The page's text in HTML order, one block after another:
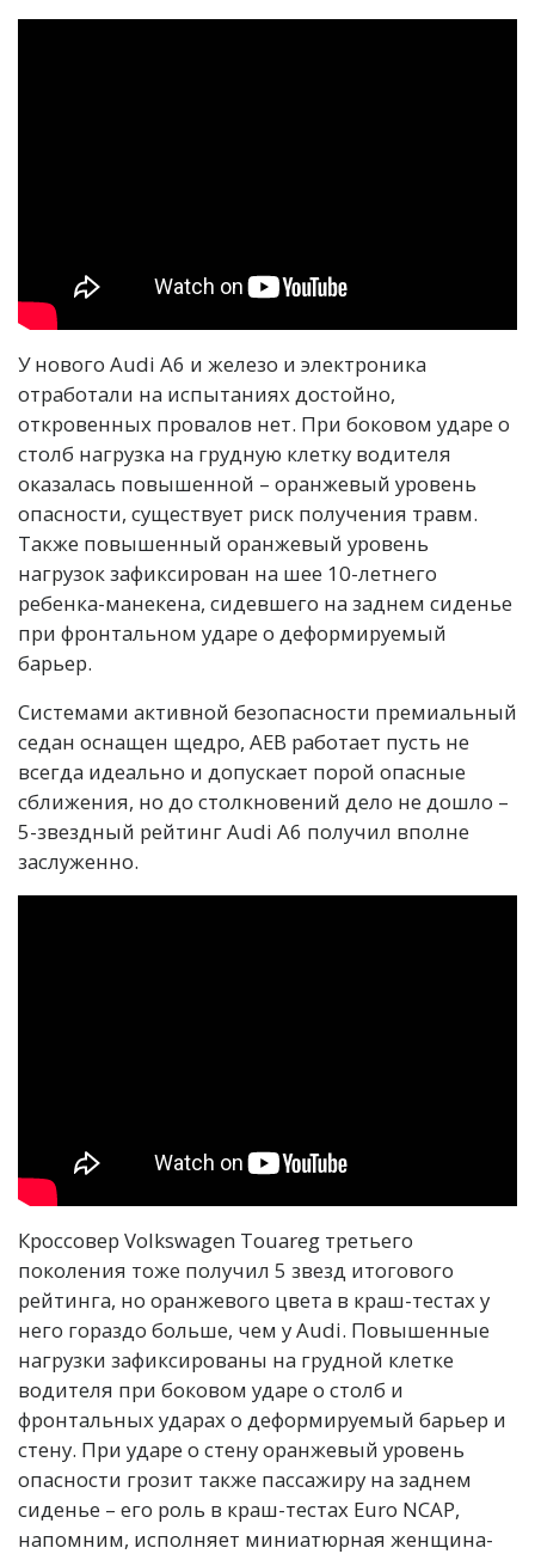
У нового Audi A6 и железо и электроника
отработали на испытаниях достойно,
откровенных провалов нет. При боковом ударе о
столб нагрузка на грудную клетку водителя
оказалась повышенной – оранжевый уровень
опасности, существует риск получения травм.
Также повышенный оранжевый уровень
нагрузок зафиксирован на шее 10-летнего
ребенка-манекена, сидевшего на заднем сиденье
при фронтальном ударе о деформируемый
барьер.
Системами активной безопасности премиальный
седан оснащен щедро, AEB работает пусть не
всегда идеально и допускает порой опасные
сближения, но до столкновений дело не дошло –
5-звездный рейтинг Audi A6 получил вполне
заслуженно.
Кроссовер Volkswagen Touareg третьего
поколения тоже получил 5 звезд итогового
рейтинга, но оранжевого цвета в краш-тестах у
него гораздо больше, чем у Audi. Повышенные
нагрузки зафиксированы на грудной клетке
водителя при боковом ударе о столб и
фронтальных ударах о деформируемый барьер и
стену. При ударе о стену оранжевый уровень
опасности грозит также пассажиру на заднем
сиденье – его роль в краш-тестах Euro NCAP,
напомним, исполняет миниатюрная женщина-